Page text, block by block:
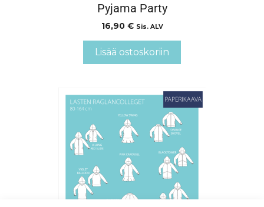
Pyjama Party
16,90 € Sis. ALV
Lisää ostoskoriin